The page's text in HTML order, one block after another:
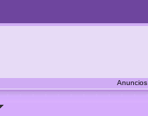
Anuncios